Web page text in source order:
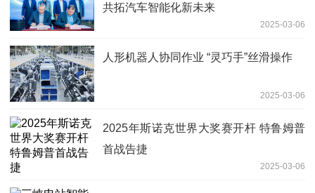
共拓汽车智能化新未来
2025-03-06
人形机器人协同作业 “灵巧手”丝滑操作
2025-03-06
2025年斯诺克世界大奖赛开杆 特鲁姆普
首战告捷
2025-03-06